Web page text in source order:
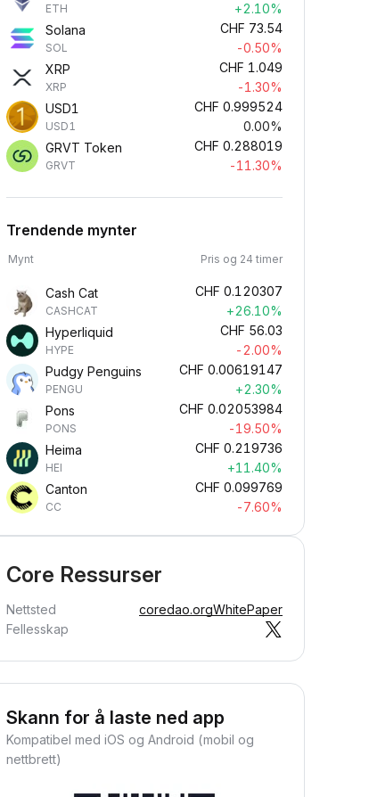
ETH
+2.10%
Solana
SOL
CHF 73.54
-0.50%
XRP
XRP
CHF 1.049
-1.30%
USD1
USD1
CHF 0.999524
0.00%
GRVT Token
GRVT
CHF 0.288019
-11.30%
Trendende mynter
Mynt Pris og 24 timer
Cash Cat
CASHCAT
CHF 0.120307
+26.10%
Hyperliquid
HYPE
CHF 56.03
-2.00%
Pudgy Penguins
PENGU
CHF 0.00619147
+2.30%
Pons
PONS
CHF 0.02053984
-19.50%
Heima
HEI
CHF 0.219736
+11.40%
Canton
CC
CHF 0.099769
-7.60%
Core Ressurser
Nettsted coredao.orgWhitePaper
Fellesskap
Skann for å laste ned app
Kompatibel med iOS og Android (mobil og
nettbrett)